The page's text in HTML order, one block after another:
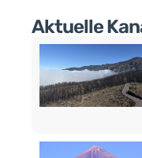
Aktuelle